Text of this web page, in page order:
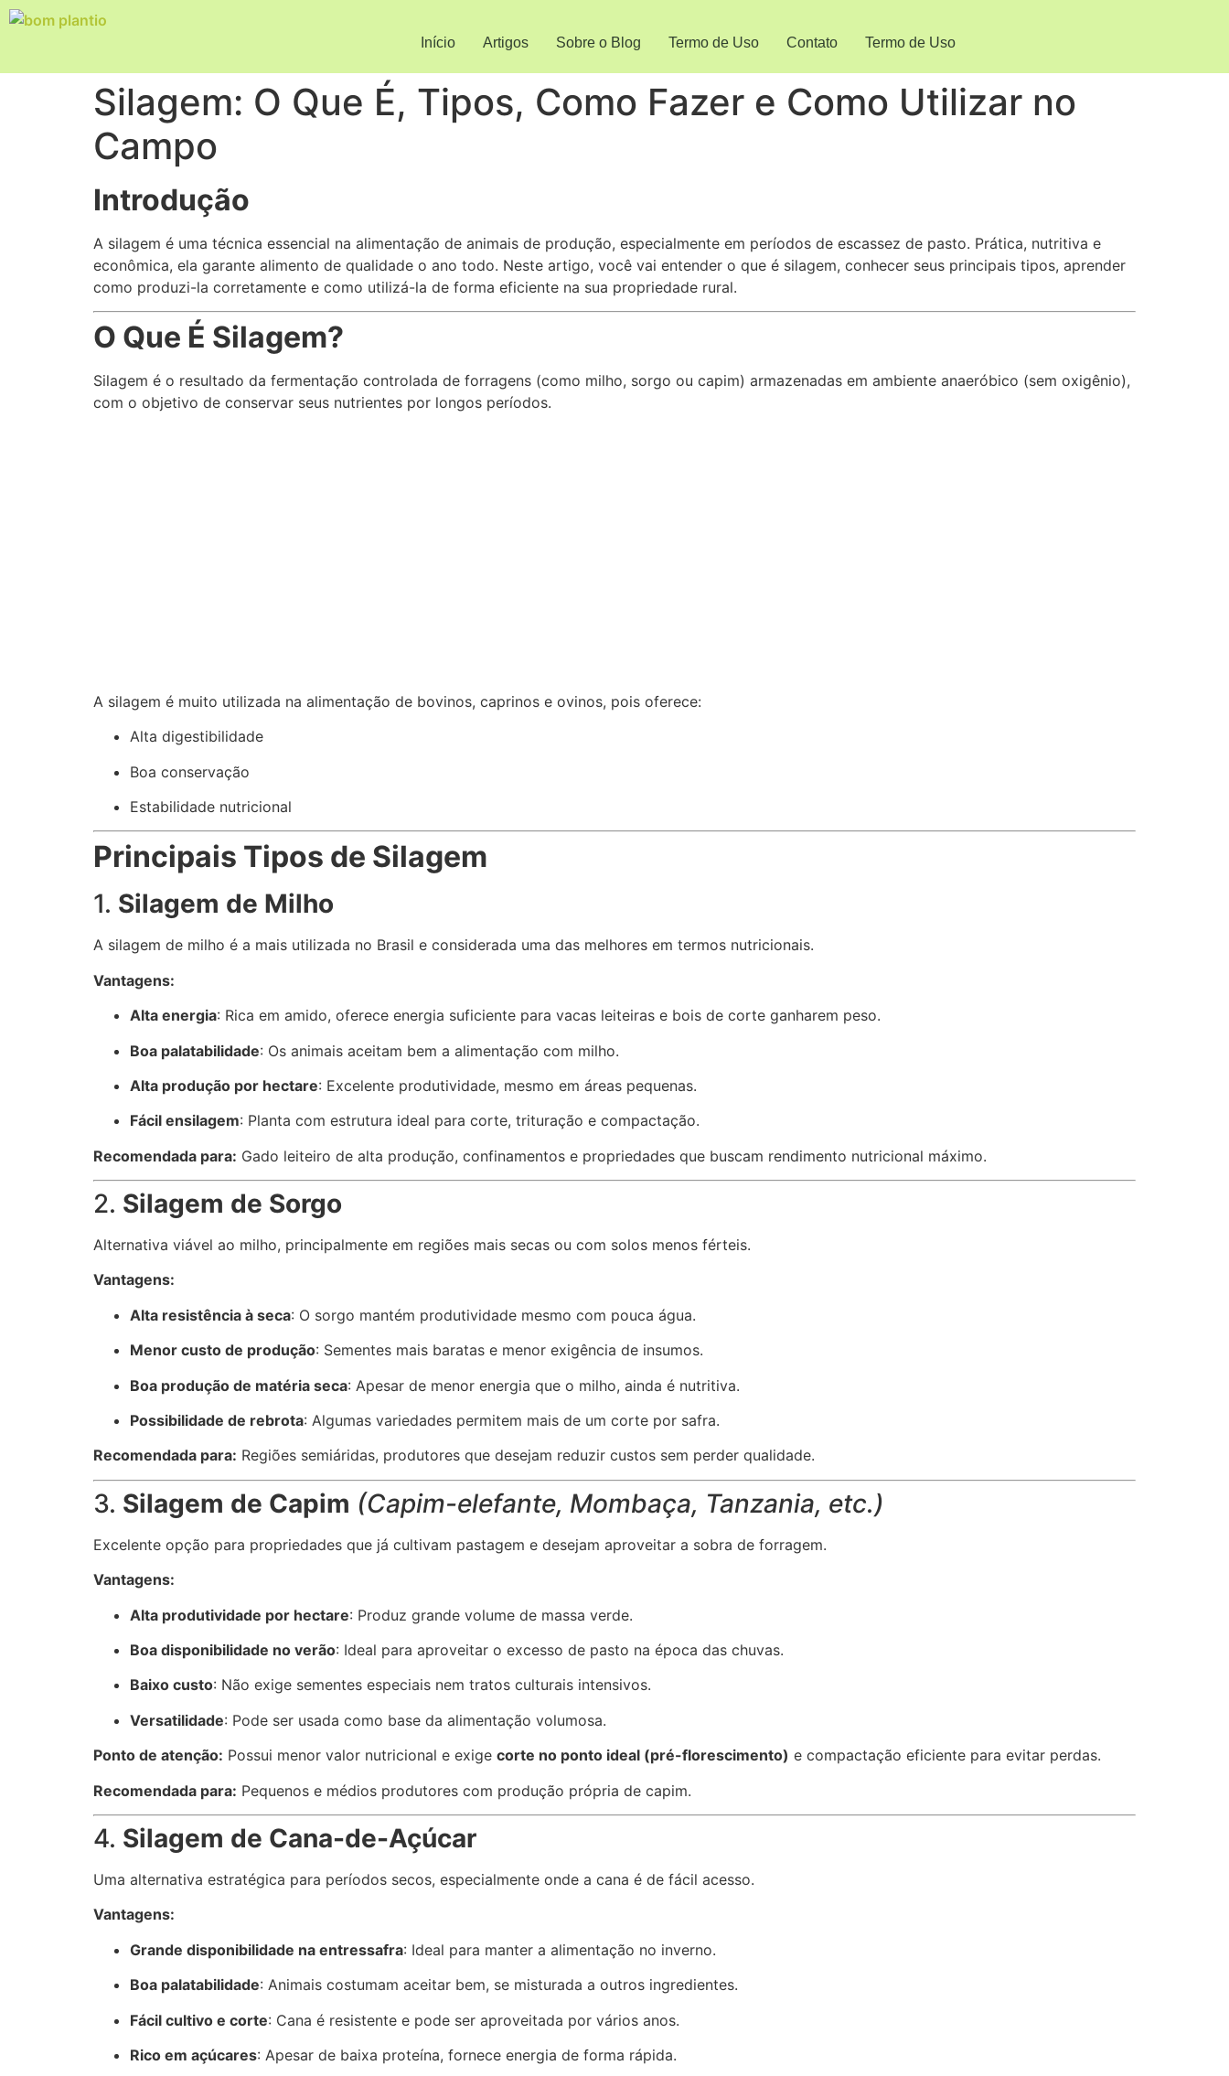
Início Artigos Sobre o Blog Termo de Uso Contato Termo de Uso
Silagem: O Que É, Tipos, Como Fazer e Como Utilizar no
Campo
Introdução
A silagem é uma técnica essencial na alimentação de animais de produção, especialmente em períodos de escassez de pasto. Prática, nutritiva e
econômica, ela garante alimento de qualidade o ano todo. Neste artigo, você vai entender o que é silagem, conhecer seus principais tipos, aprender
como produzi-la corretamente e como utilizá-la de forma eficiente na sua propriedade rural.
O Que É Silagem?
Silagem é o resultado da fermentação controlada de forragens (como milho, sorgo ou capim) armazenadas em ambiente anaeróbico (sem oxigênio),
com o objetivo de conservar seus nutrientes por longos períodos.
A silagem é muito utilizada na alimentação de bovinos, caprinos e ovinos, pois oferece:
Alta digestibilidade
Boa conservação
Estabilidade nutricional
Principais Tipos de Silagem
1. Silagem de Milho
A silagem de milho é a mais utilizada no Brasil e considerada uma das melhores em termos nutricionais.
Vantagens:
Alta energia: Rica em amido, oferece energia suficiente para vacas leiteiras e bois de corte ganharem peso.
Boa palatabilidade: Os animais aceitam bem a alimentação com milho.
Alta produção por hectare: Excelente produtividade, mesmo em áreas pequenas.
Fácil ensilagem: Planta com estrutura ideal para corte, trituração e compactação.
Recomendada para: Gado leiteiro de alta produção, confinamentos e propriedades que buscam rendimento nutricional máximo.
2. Silagem de Sorgo
Alternativa viável ao milho, principalmente em regiões mais secas ou com solos menos férteis.
Vantagens:
Alta resistência à seca: O sorgo mantém produtividade mesmo com pouca água.
Menor custo de produção: Sementes mais baratas e menor exigência de insumos.
Boa produção de matéria seca: Apesar de menor energia que o milho, ainda é nutritiva.
Possibilidade de rebrota: Algumas variedades permitem mais de um corte por safra.
Recomendada para: Regiões semiáridas, produtores que desejam reduzir custos sem perder qualidade.
3. Silagem de Capim (Capim-elefante, Mombaça, Tanzania, etc.)
Excelente opção para propriedades que já cultivam pastagem e desejam aproveitar a sobra de forragem.
Vantagens:
Alta produtividade por hectare: Produz grande volume de massa verde.
Boa disponibilidade no verão: Ideal para aproveitar o excesso de pasto na época das chuvas.
Baixo custo: Não exige sementes especiais nem tratos culturais intensivos.
Versatilidade: Pode ser usada como base da alimentação volumosa.
Ponto de atenção: Possui menor valor nutricional e exige corte no ponto ideal (pré-florescimento) e compactação eficiente para evitar perdas.
Recomendada para: Pequenos e médios produtores com produção própria de capim.
4. Silagem de Cana-de-Açúcar
Uma alternativa estratégica para períodos secos, especialmente onde a cana é de fácil acesso.
Vantagens:
Grande disponibilidade na entressafra: Ideal para manter a alimentação no inverno.
Boa palatabilidade: Animais costumam aceitar bem, se misturada a outros ingredientes.
Fácil cultivo e corte: Cana é resistente e pode ser aproveitada por vários anos.
Rico em açúcares: Apesar de baixa proteína, fornece energia de forma rápida.